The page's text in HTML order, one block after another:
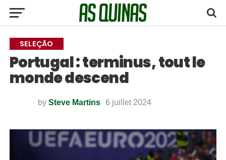
SELEÇÃO
Portugal : terminus, tout le
monde descend
by Steve Martins 6 juillet 2024